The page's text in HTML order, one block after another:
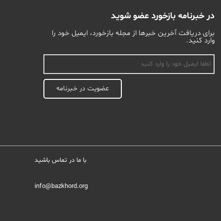
در خبرنامه بازخورد عضو شوید
برای دریافت آخرین خبرها از مجله بازخورد، ایمیل خود را
وارد کنید.
عضویت در خبرنامه
با ما در تماس باشید
info@bazkhord.org